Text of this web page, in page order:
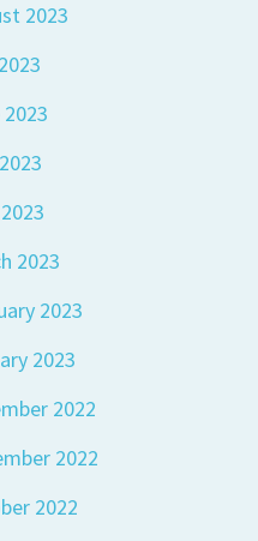
2023
2023
2023
2023
2022
2022
2022